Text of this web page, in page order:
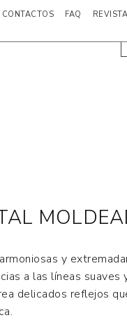
CONTACTOS FAQ
y
a las líneas suaves
delicados reflejos